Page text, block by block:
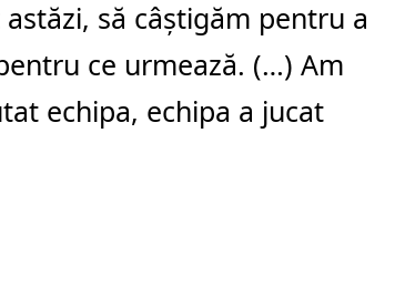
să câştigăm pentru a
ce urmează. (…) Am
echipa, echipa a jucat